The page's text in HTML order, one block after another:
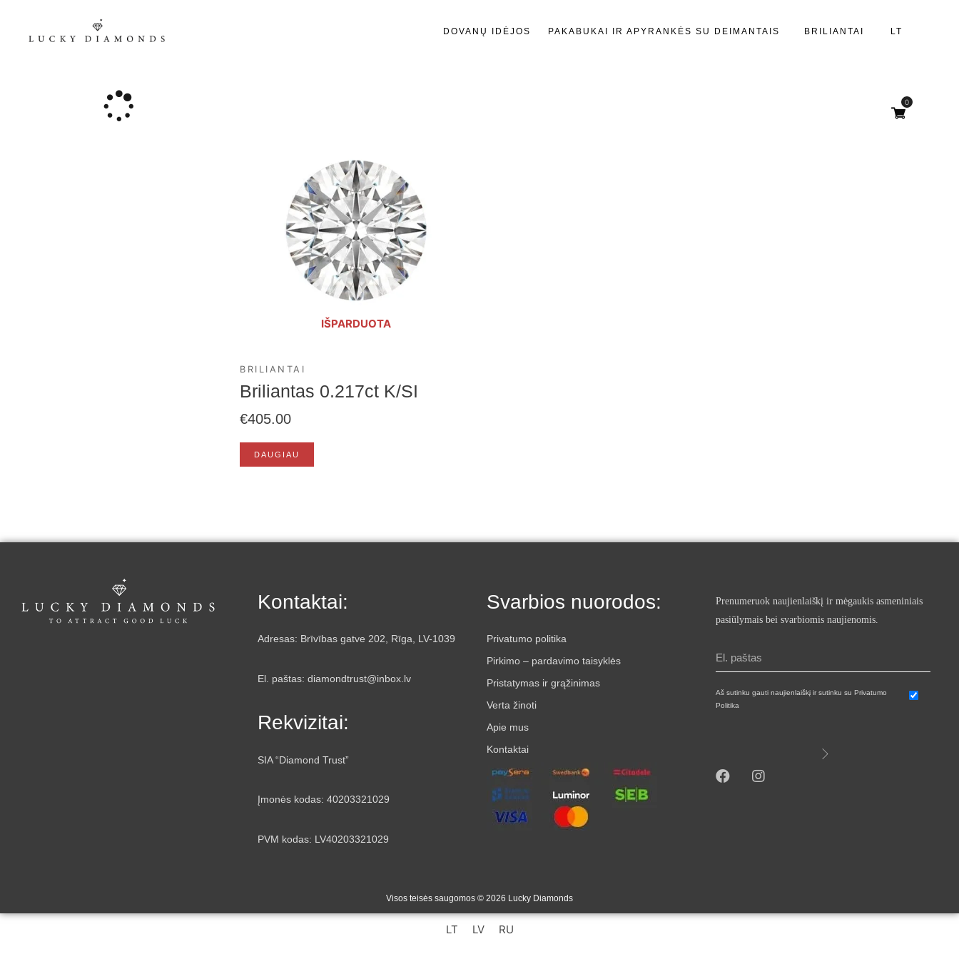
DOVANŲ IDĖJOS PAKABUKAI IR APYRANKĖS SU DEIMANTAIS BRILIANTAI LT
IŠPARDUOTA
BRILIANTAI
Briliantas 0.217ct K/SI
€405.00
DAUGIAU
Kontaktai:
Adresas: Brīvības gatve 202, Rīga, LV-1039
El. paštas: diamondtrust@inbox.lv
Rekvizitai:
SIA “Diamond Trust”
Įmonės kodas: 40203321029
PVM kodas: LV40203321029
Svarbios nuorodos:
Privatumo politika
Pirkimo – pardavimo taisyklės
Pristatymas ir grąžinimas
Verta žinoti
Apie mus
Kontaktai
Prenumeruok naujienlaiškį ir mėgaukis asmeniniais
pasiūlymais bei svarbiomis naujienomis.
Aš sutinku gauti naujienlaiškį ir sutinku su Privatumo
Politika
Visos teisės saugomos © 2026 Lucky Diamonds
0
LT LV RU